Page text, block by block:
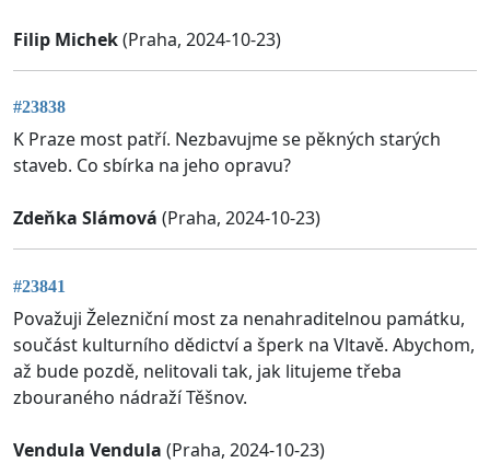
Filip Michek(Praha, 2024-10-23)
#23838
K Praze most patří. Nezbavujme se pěkných starých
staveb. Co sbírka na jeho opravu?
Zdeňka Slámová (Praha, 2024-10-23)
#23841
Považuji Železniční most za nenahraditelnou památku,
součást kulturního dědictví a šperk na Vltavě. Abychom,
až bude pozdě, nelitovali tak, jak litujeme třeba
zbouraného nádraží Těšnov.
Vendula Vendula (Praha, 2024-10-23)